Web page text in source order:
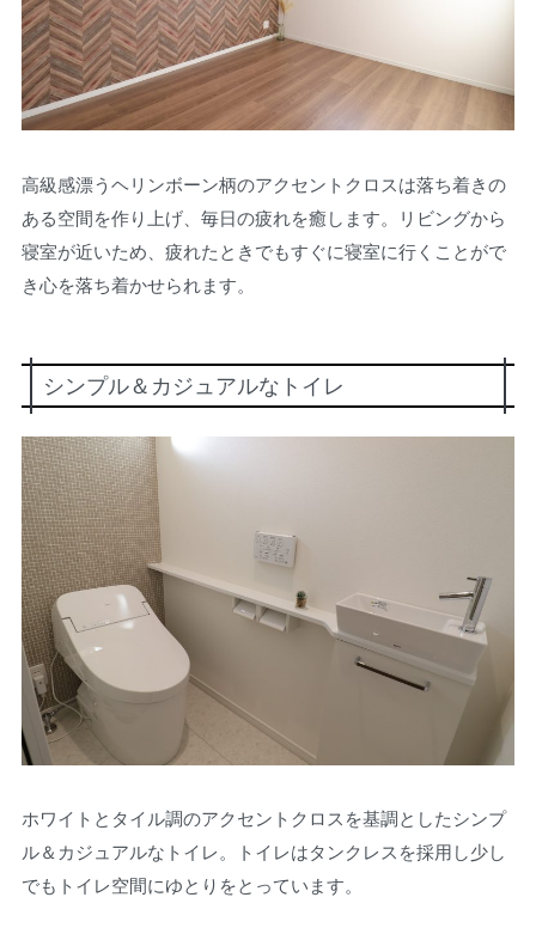
高級感漂うヘリンボーン柄のアクセントクロスは落ち着きの
ある空間を作り上げ、毎日の疲れを癒します。リビングから
寝室が近いため、疲れたときでもすぐに寝室に行くことがで
き心を落ち着かせられます。
シンプル＆カジュアルなトイレ
ホワイトとタイル調のアクセントクロスを基調としたシンプ
ル＆カジュアルなトイレ。トイレはタンクレスを採用し少し
でもトイレ空間にゆとりをとっています。